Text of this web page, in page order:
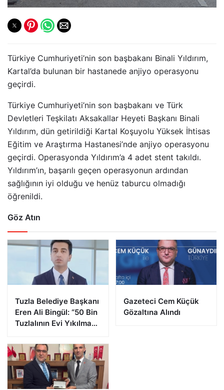
Türkiye Cumhuriyeti’nin son başbakanı Binali Yıldırım,
Kartal’da bulunan bir hastanede anjiyo operasyonu
geçirdi.
Türkiye Cumhuriyeti’nin son başbakanı ve Türk
Devletleri Teşkilatı Aksakallar Heyeti Başkanı Binali
Yıldırım, dün getirildiği Kartal Koşuyolu Yüksek İhtisas
Eğitim ve Araştırma Hastanesi’nde anjiyo operasyonu
geçirdi. Operasyonda Yıldırım’a 4 adet stent takıldı.
Yıldırım’ın, başarılı geçen operasyonun ardından
sağlığının iyi olduğu ve henüz taburcu olmadığı
öğrenildi.
Göz Atın
Tuzla Belediye Başkanı
Eren Ali Bingül: “50 Bin
Tuzlalının Evi Yıkılma
Gazeteci Cem Küçük
Gözaltına Alındı